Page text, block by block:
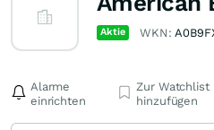
Aktie WKN:
Alarme
einrichten
Zur Watchlist
hinzufügen